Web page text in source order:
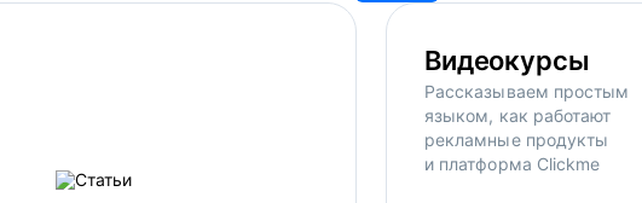
Видеокурсы
Рассказываем простым
языком, как работают
рекламные продукты
и платформа Clickme